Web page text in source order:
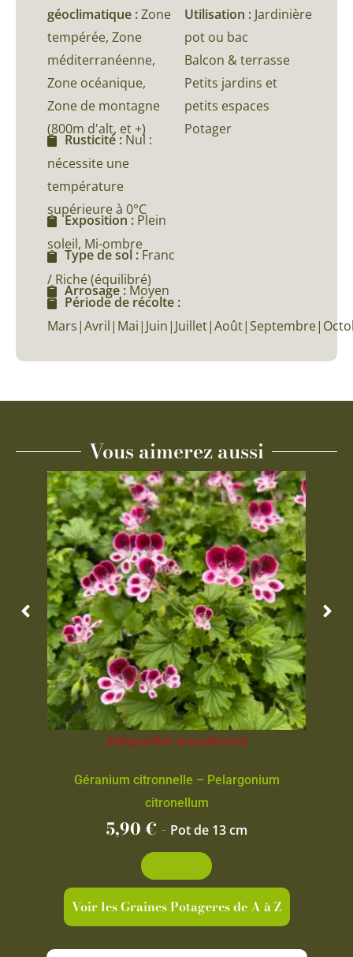
géoclimatique :Zone
tempérée, Zone
méditerranéenne,
Zone océanique,
Zone de montagne
(800m d'alt, et +)
Rusticité : Nul :
nécessite une
température
supérieure à 0°C
Exposition : Plein
soleil, Mi-ombre
Type de sol : Franc
/ Riche (équilibré)
Arrosage :Moyen
Période de récolte :
Utilisation : Jardinière
pot ou bac
Balcon & terrasse
Petits jardins et
petits espaces
Potager
Vous aimerez aussi
Indisponible actuellement
Géranium citronnelle – Pelargonium
citronellum
5,90€ - Pot de 13 cm
Voir les Graines Potageres de A à Z